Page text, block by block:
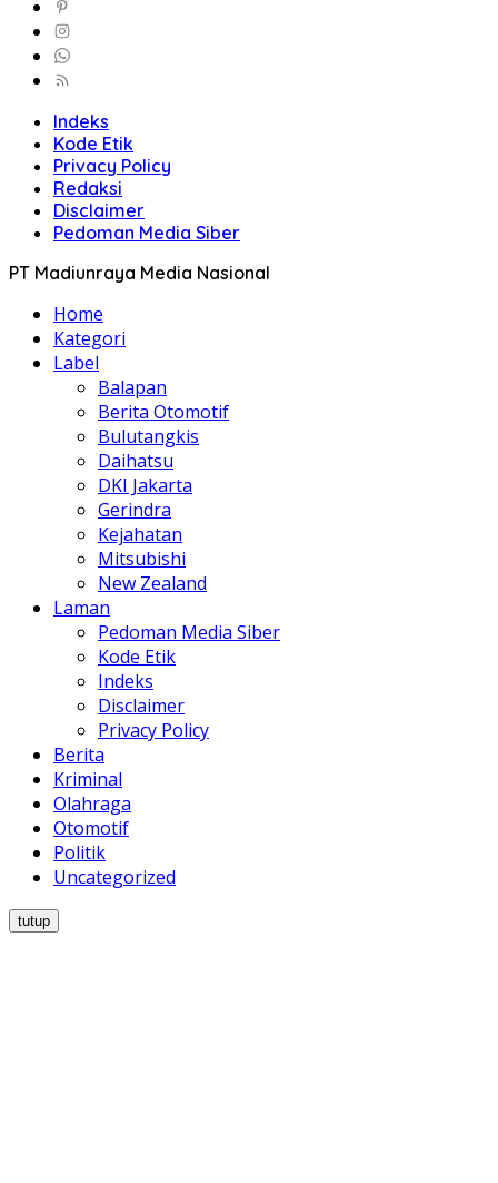
Indeks
Kode Etik
Privacy Policy
Redaksi
Disclaimer
Pedoman Media Siber
PT Madiunraya Media Nasional
Home
Kategori
Label
Balapan
Berita Otomotif
Bulutangkis
Daihatsu
DKI Jakarta
Gerindra
Kejahatan
Mitsubishi
New Zealand
Laman
Pedoman Media Siber
Kode Etik
Indeks
Disclaimer
Privacy Policy
Berita
Kriminal
Olahraga
Otomotif
Politik
Uncategorized
tutup